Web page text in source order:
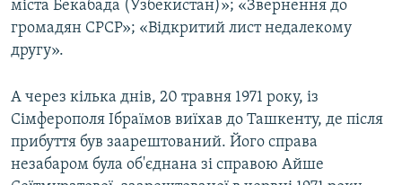
міста Бекабада (Узбекистан)»; «Звернення до
громадян СРСР»; «Відкритий лист недалекому
другу».
А через кілька днів, 20 травня 1971 року, із
Сімферополя Ібраїмов виїхав до Ташкенту, де після
прибуття був заарештований. Його справа
незабаром була об'єднана зі справою Айше